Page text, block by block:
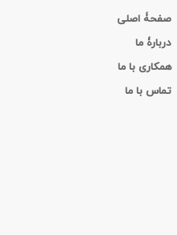
صفحۀ اصلی
دربارۀ ما
همکاری با ما
تماس با ما